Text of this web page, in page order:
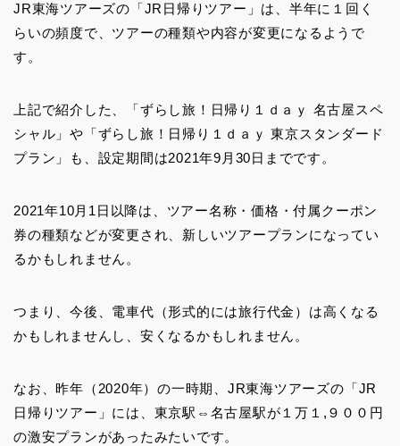
JR東海ツアーズの「JR日帰りツアー」は、半年に１回く
らいの頻度で、ツアーの種類や内容が変更になるようで
す。
上記で紹介した、「ずらし旅！日帰り１ｄａｙ 名古屋スペ
シャル」や「ずらし旅！日帰り１ｄａｙ 東京スタンダード
プラン」も、設定期間は2021年9月30日までです。
2021年10月1日以降は、ツアー名称・価格・付属クーポン
券の種類などが変更され、新しいツアープランになってい
るかもしれません。
つまり、今後、電車代（形式的には旅行代金）は高くなる
かもしれませんし、安くなるかもしれません。
なお、昨年（2020年）の一時期、JR東海ツアーズの「JR
日帰りツアー」には、東京駅⇔名古屋駅が１万１,９００円
の激安プランがあったみたいです。